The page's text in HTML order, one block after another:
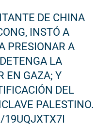
DE CHINA
INSTÓ A
PRESIONAR A
LA
EN GAZA; Y
DEL
PALESTINO.
19UQJXTX7I